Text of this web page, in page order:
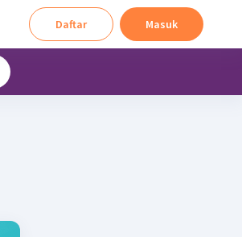
Daftar Masuk